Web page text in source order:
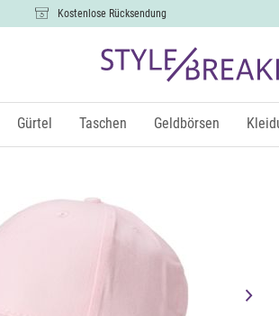
Kostenlose Rücksendung
Gürtel Taschen Geldbörsen